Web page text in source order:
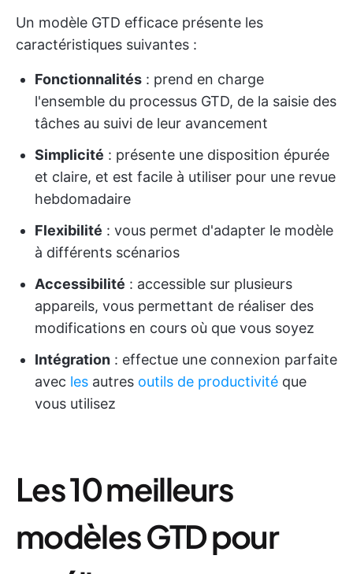
Un modèle GTD efficace présente les
caractéristiques suivantes :
Fonctionnalités : prend en charge
l'ensemble du processus GTD, de la saisie des
tâches au suivi de leur avancement
Simplicité : présente une disposition épurée
et claire, et est facile à utiliser pour une revue
hebdomadaire
Flexibilité : vous permet d'adapter le modèle
à différents scénarios
Accessibilité : accessible sur plusieurs
appareils, vous permettant de réaliser des
modifications en cours où que vous soyez
Intégration : effectue une connexion parfaite
avec les autres outils de productivité que
vous utilisez
Les 10 meilleurs
modèles GTD pour